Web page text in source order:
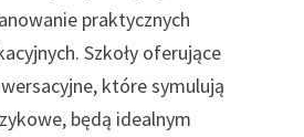
praktycznych
Szkoły oferujące
które symulują
będą idealnym